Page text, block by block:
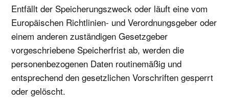
Entfällt der Speicherungszweck oder läuft eine vom
Europäischen Richtlinien- und Verordnungsgeber oder
einem anderen zuständigen Gesetzgeber
vorgeschriebene Speicherfrist ab, werden die
personenbezogenen Daten routinemäßig und
entsprechend den gesetzlichen Vorschriften gesperrt
oder gelöscht.